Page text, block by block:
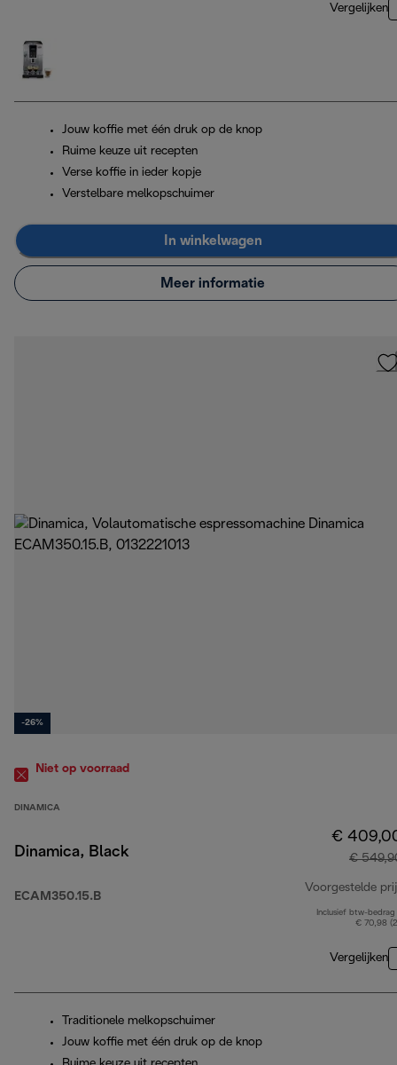
Vergelijken
Jouw koffie met één druk op de knop
Ruime keuze uit recepten
Verse koffie in ieder kopje
Verstelbare melkopschuimer
In winkelwagen
Meer informatie
-26%
Niet op voorraad
DINAMICA
Dinamica, Black
ECAM350.15.B
€
€
Voorgestelde
Inclusief btw-bedrag
€ 70,98
Vergelijken
Traditionele melkopschuimer
Jouw koffie met één druk op de knop